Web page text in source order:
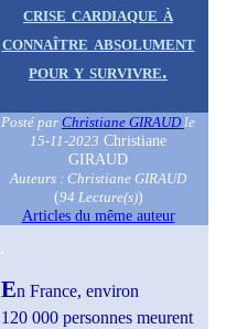
crise cardiaque à
connaître absolument
pour y survivre.
Posté par Christiane GIRAUDle
15-11-2023 Christiane
GIRAUD
Auteurs : Christiane GIRAUD
(94 Lecture(s))
Articles du même auteur
En France, environ
120 000 personnes meurent